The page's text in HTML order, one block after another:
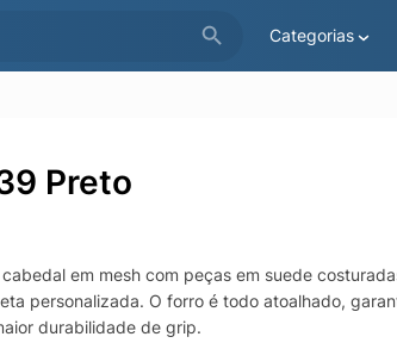
Categorias
Preto
em mesh com peças em suede
personalizada. O forro é todo atoalhado,
durabilidade de grip.